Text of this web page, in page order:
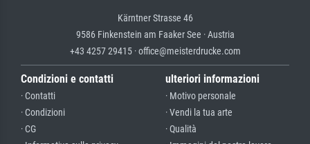
Kärntner Strasse 46
9586 Finkenstein am Faaker See · Austria
+43 4257 29415 · office@meisterdrucke.com
Condizioni e contatti
· Contatti
· Condizioni
· CG
ulteriori informazioni
· Motivo personale
· Vendi la tua arte
· Qualità